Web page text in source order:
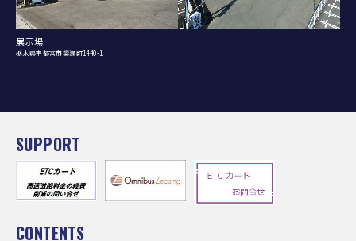
展示場
栃木県宇都宮市簗瀬町1440-1
SUPPORT
CONTENTS